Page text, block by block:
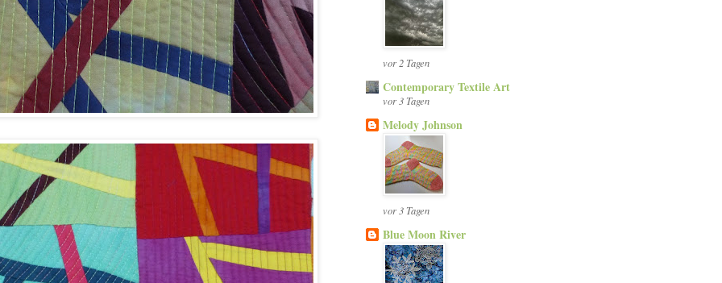
vor 2 Tagen
Contemporary Textile Art
vor 3 Tagen
Melody Johnson
vor 3 Tagen
Blue Moon River